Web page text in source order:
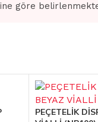
göre
PEÇETELİK